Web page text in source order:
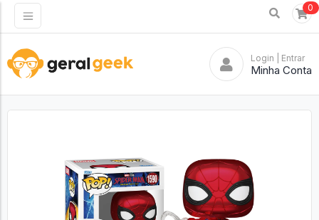
0
Login | Entrar
Minha Conta